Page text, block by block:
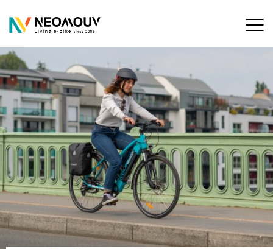
contenu
Blog de NEOMOUV
Living E-bikes since 2003